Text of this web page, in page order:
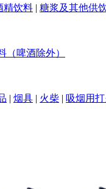
精饮料 | 糖浆及其他供
（啤酒除外）
| 烟具 | 火柴 | 吸烟用